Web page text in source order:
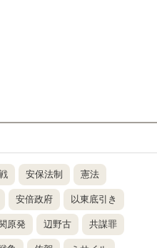
安保法制 憲法
安倍政府 以東底引き
原発 辺野古 共謀罪